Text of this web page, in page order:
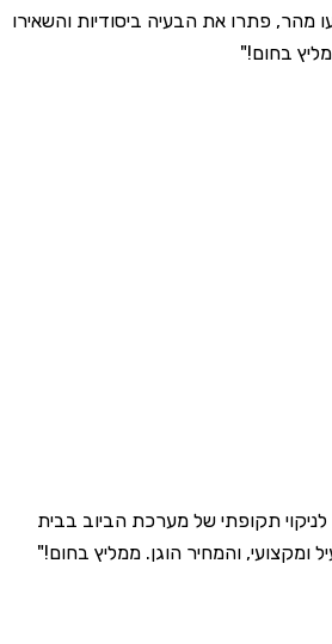
מהר, פתרו את הבעיה ביסודיות והשאירו
בחום!"
לניקוי תקופתי של מערכת הביוב בבית
ומקצועי, והמחיר הוגן. ממליץ בחום!"